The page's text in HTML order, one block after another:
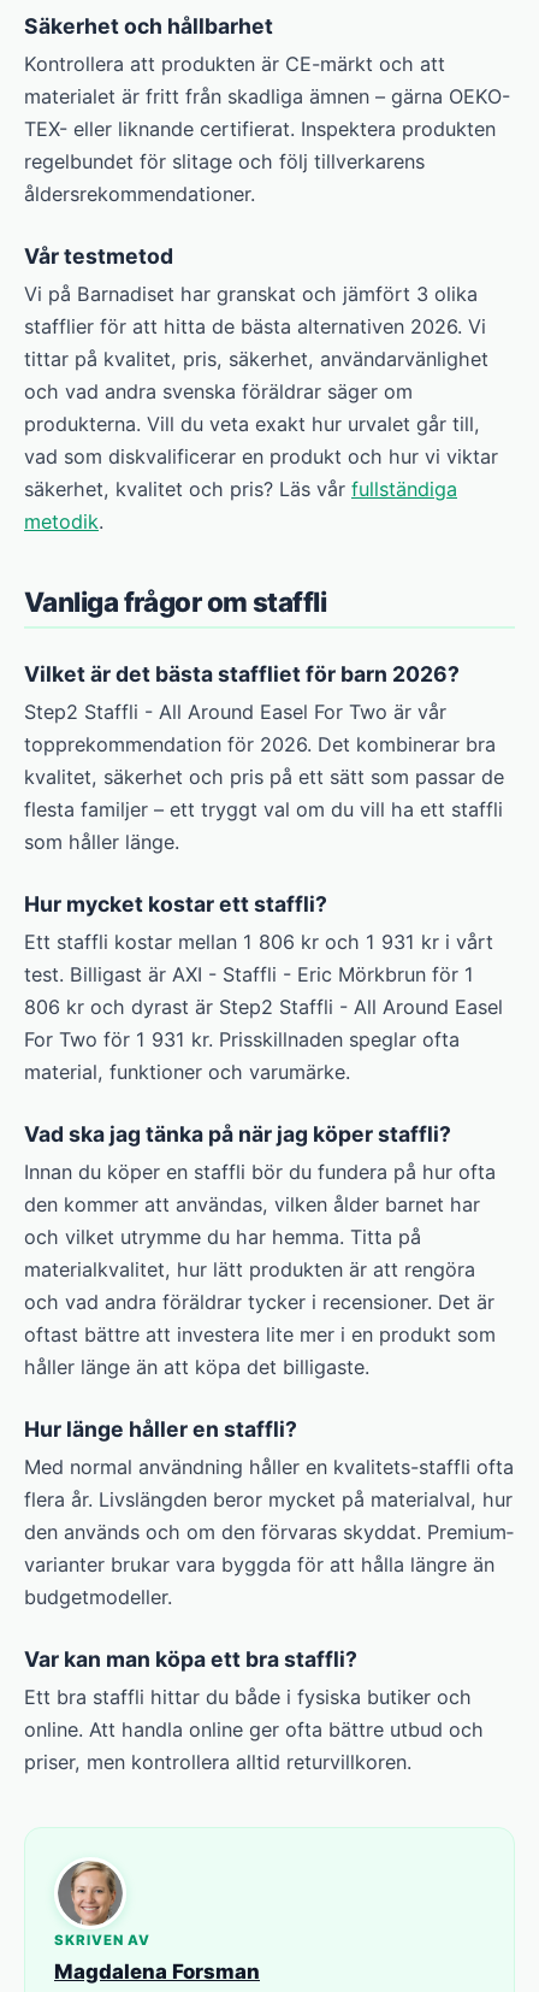
Säkerhet och hållbarhet
Kontrollera att produkten är CE-märkt och att
materialet är fritt från skadliga ämnen – gärna OEKO-
TEX- eller liknande certifierat. Inspektera produkten
regelbundet för slitage och följ tillverkarens
åldersrekommendationer.
Vår testmetod
Vi på Barnadiset har granskat och jämfört 3 olika
stafflier för att hitta de bästa alternativen 2026. Vi
tittar på kvalitet, pris, säkerhet, användarvänlighet
och vad andra svenska föräldrar säger om
produkterna. Vill du veta exakt hur urvalet går till,
vad som diskvalificerar en produkt och hur vi viktar
säkerhet, kvalitet och pris? Läs vår fullständiga
metodik.
Vanliga frågor om staffli
Vilket är det bästa staffliet för barn 2026?
Step2 Staffli - All Around Easel For Two är vår
topprekommendation för 2026. Det kombinerar bra
kvalitet, säkerhet och pris på ett sätt som passar de
flesta familjer – ett tryggt val om du vill ha ett staffli
som håller länge.
Hur mycket kostar ett staffli?
Ett staffli kostar mellan 1 806 kr och 1 931 kr i vårt
test. Billigast är AXI - Staffli - Eric Mörkbrun för 1
806 kr och dyrast är Step2 Staffli - All Around Easel
For Two för 1 931 kr. Prisskillnaden speglar ofta
material, funktioner och varumärke.
Vad ska jag tänka på när jag köper staffli?
Innan du köper en staffli bör du fundera på hur ofta
den kommer att användas, vilken ålder barnet har
och vilket utrymme du har hemma. Titta på
materialkvalitet, hur lätt produkten är att rengöra
och vad andra föräldrar tycker i recensioner. Det är
oftast bättre att investera lite mer i en produkt som
håller länge än att köpa det billigaste.
Hur länge håller en staffli?
Med normal användning håller en kvalitets-staffli ofta
flera år. Livslängden beror mycket på materialval, hur
den används och om den förvaras skyddat. Premium­
varianter brukar vara byggda för att hålla längre än
budgetmodeller.
Var kan man köpa ett bra staffli?
Ett bra staffli hittar du både i fysiska butiker och
online. Att handla online ger ofta bättre utbud och
priser, men kontrollera alltid returvillkoren.
SKRIVEN AV
Magdalena Forsman